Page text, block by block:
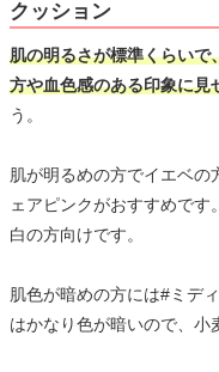
クッション
肌の明るさが標準くらいで
方や血色感のある印象に見
う。
肌が明るめの方でイエベの
ェアピンクがおすすめで
白の方向けです。
肌色が暗めの方には#ミデ
はかなり色が暗いので、小